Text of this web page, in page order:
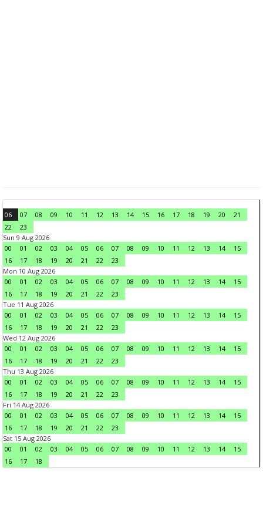
06 07 08 09 10 11 12 13 14 15 16 17 18 19 20
21
22
23
Sun 9 Aug 2026
00
01 02 03 04 05 06 07 08 09 10 11 12 13 14
15
16
17 18 19 20 21 22
23
Mon 10 Aug 2026
00
01 02 03 04 05 06 07 08 09 10 11 12 13 14
15
16
17 18 19 20 21 22
23
Tue 11 Aug 2026
00
01 02 03 04 05 06 07 08 09 10 11 12 13 14
15
16
17 18 19 20 21 22
23
Wed 12 Aug 2026
00
01 02 03 04 05 06 07 08 09 10 11 12 13 14
15
16
17 18 19 20 21 22
23
Thu 13 Aug 2026
00
01 02 03 04 05 06 07 08 09 10 11 12 13 14
15
16
17 18 19 20 21 22
23
Fri 14 Aug 2026
00
01 02 03 04 05 06 07 08 09 10 11 12 13 14
15
16
17 18 19 20 21 22
23
Sat 15 Aug 2026
00
01 02 03 04 05 06 07 08 09 10 11 12 13 14
15
16
17 18